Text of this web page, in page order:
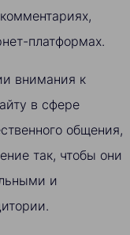
платформах.
внимания к
в сфере
общения,
так, чтобы они
и